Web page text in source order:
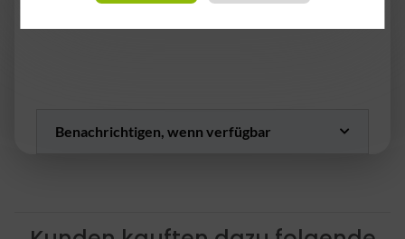
Benachrichtigen, wenn verfügbar